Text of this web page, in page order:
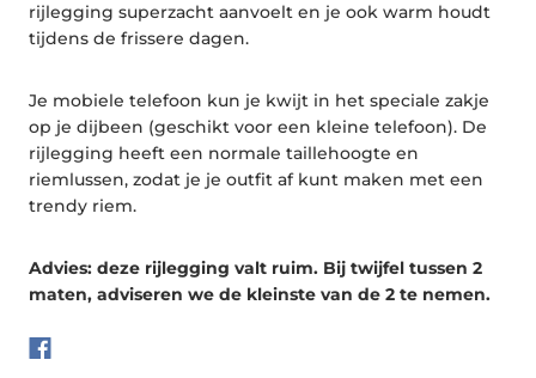
rijlegging superzacht aanvoelt en je ook warm houdt
tijdens de frissere dagen.
Je mobiele telefoon kun je kwijt in het speciale zakje
op je dijbeen (geschikt voor een kleine telefoon). De
rijlegging heeft een normale taillehoogte en
riemlussen, zodat je je outfit af kunt maken met een
trendy riem.
Advies: deze rijlegging valt ruim. Bij twijfel tussen 2
maten, adviseren we de kleinste van de 2 te nemen.